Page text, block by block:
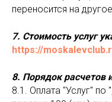
переносится на
7. Стоимость услуг
https://
8. Порядок расчетов
8.1. Оплата "Услуг"